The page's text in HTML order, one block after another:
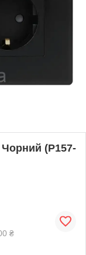
(P157-
₴